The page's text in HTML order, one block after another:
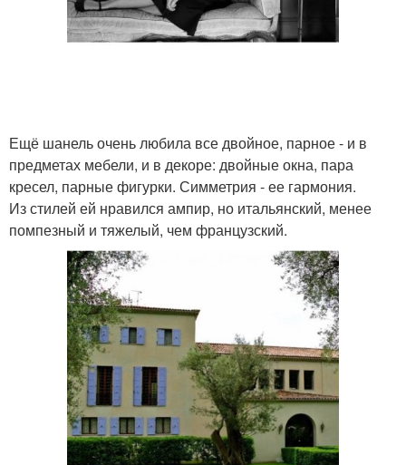
Ещё шанель очень любила все двойное, парное - и в
предметах мебели, и в декоре: двойные окна, пара
кресел, парные фигурки. Симметрия - ее гармония.
Из стилей ей нравился ампир, но итальянский, менее
помпезный и тяжелый, чем французский.